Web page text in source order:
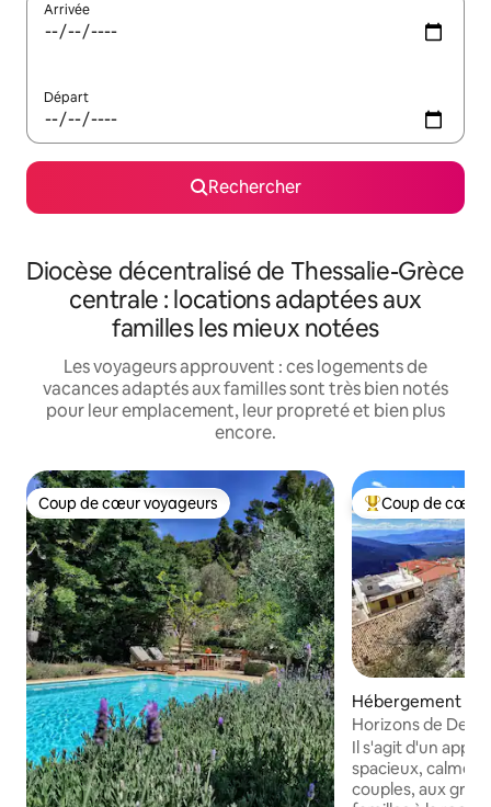
Arrivée
Départ
Rechercher
Diocèse décentralisé de Thessalie-Grèce
centrale : locations adaptées aux
familles les mieux notées
Les voyageurs approuvent : ces logements de
vacances adaptés aux familles sont très bien notés
pour leur emplacement, leur propreté et bien plus
encore.
Coup de cœur voyageurs
Coup de cœur voyageurs Coups de cœur
Coup de cœur
Hébergement ⋅
Horizons de
Il s'agit d'un
spacieux, calme
couples, aux